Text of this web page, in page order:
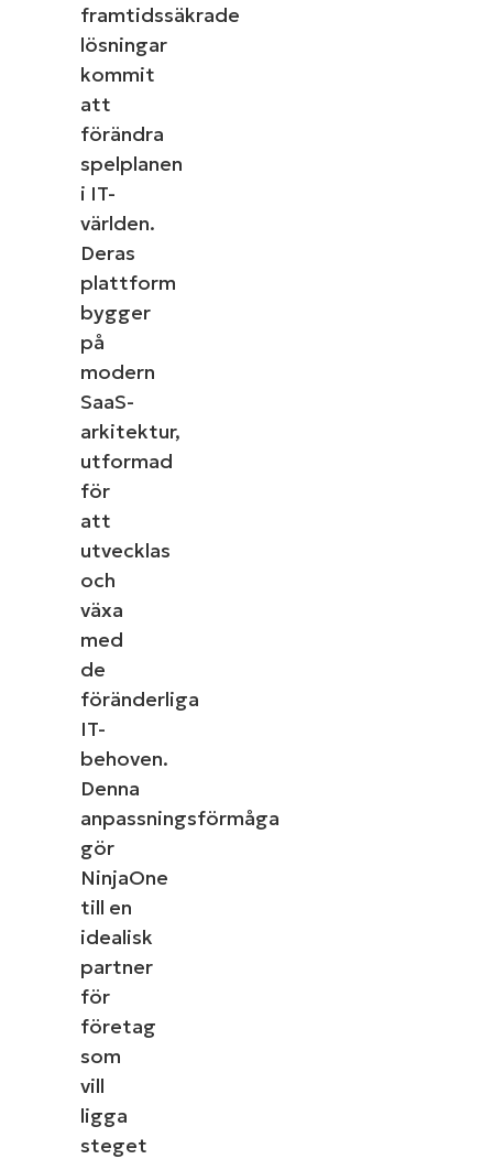
framtidssäkrade
lösningar
kommit
att
förändra
spelplanen
i IT-
världen.
Deras
plattform
bygger
på
modern
SaaS-
arkitektur,
utformad
för
att
utvecklas
och
växa
med
de
föränderliga
IT-
behoven.
Denna
anpassningsförmåga
gör
NinjaOne
till en
idealisk
partner
för
företag
som
vill
ligga
steget